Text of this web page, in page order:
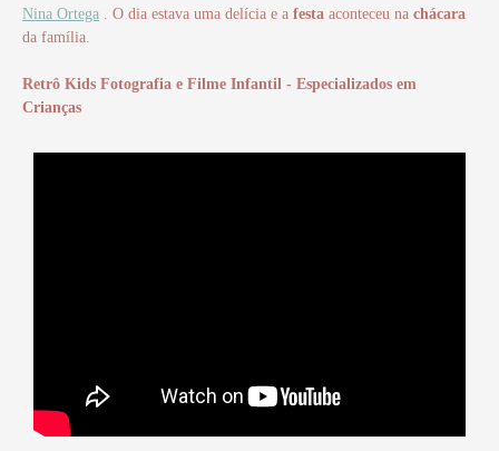
Nina Ortega . O dia estava uma delícia e a festa aconteceu na chácara
da família.
Retrô Kids Fotografia e Filme Infantil - Especializados em
Crianças